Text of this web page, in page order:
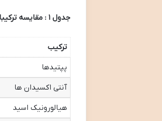
جدول۱ : مقایسه
ترکیب
پپتیدها
آنتی اکسیدان ها
هیالورونیک اسید